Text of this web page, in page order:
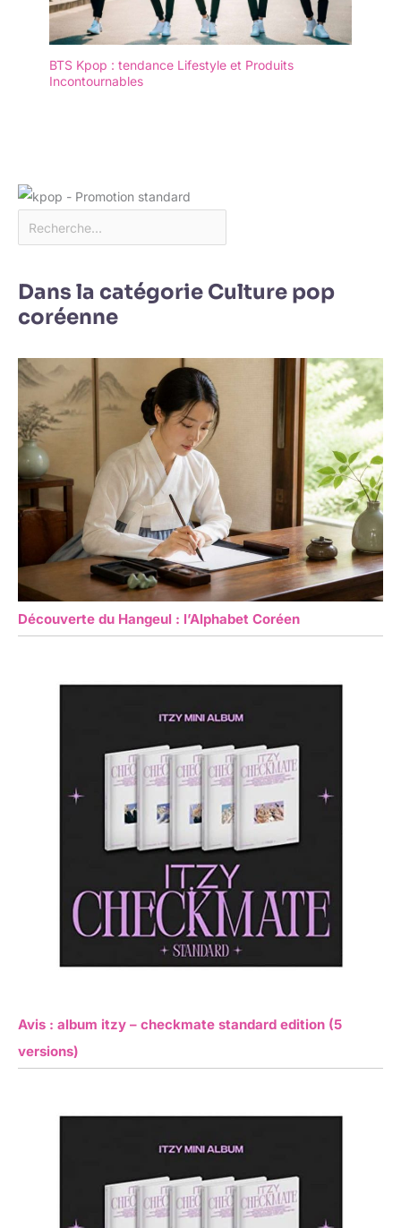
BTS Kpop : tendance Lifestyle et Produits
Incontournables
Dans la catégorie Culture pop
coréenne
Découverte du Hangeul : l’Alphabet Coréen
Avis : album itzy – checkmate standard edition (5
versions)